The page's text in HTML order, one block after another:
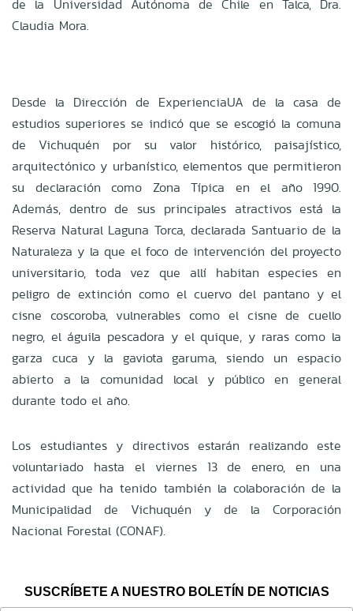
de la Universidad Autónoma de Chile en Talca, Dra.
Claudia Mora.
Desde la Dirección de ExperienciaUA de la casa de
estudios superiores se indicó que se escogió la comuna
de Vichuquén por su valor histórico, paisajístico,
arquitectónico y urbanístico, elementos que permitieron
su declaración como Zona Típica en el año 1990.
Además, dentro de sus principales atractivos está la
Reserva Natural Laguna Torca, declarada Santuario de la
Naturaleza y la que el foco de intervención del proyecto
universitario, toda vez que allí habitan especies en
peligro de extinción como el cuervo del pantano y el
cisne coscoroba, vulnerables como el cisne de cuello
negro, el águila pescadora y el quique, y raras como la
garza cuca y la gaviota garuma, siendo un espacio
abierto a la comunidad local y público en general
durante todo el año.
Los estudiantes y directivos estarán realizando este
voluntariado hasta el viernes 13 de enero, en una
actividad que ha tenido también la colaboración de la
Municipalidad de Vichuquén y de la Corporación
Nacional Forestal (CONAF).
SUSCRÍBETE A NUESTRO BOLETÍN DE NOTICIAS